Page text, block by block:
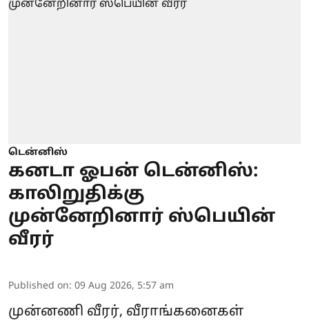
டென்னிஸ்
கனடா ஓபன் டென்னிஸ்:
காலிறுதிக்கு
முன்னேறினார் ஸ்பெயின்
வீரர்
Published on: 09 Aug 2026, 5:57 am
முன்னணி வீரர், வீராங்கனைகள்